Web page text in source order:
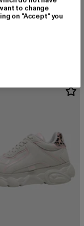
to change
on "Accept" you